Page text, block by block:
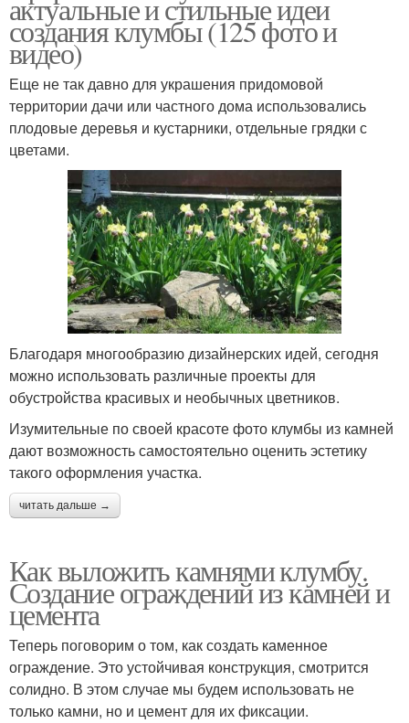
актуальные и стильные идеи
создания клумбы (125 фото и
видео)
Еще не так давно для украшения придомовой
территории дачи или частного дома использовались
плодовые деревья и кустарники, отдельные грядки с
цветами.
Благодаря многообразию дизайнерских идей, сегодня
можно использовать различные проекты для
обустройства красивых и необычных цветников.
Изумительные по своей красоте фото клумбы из камней
дают возможность самостоятельно оценить эстетику
такого оформления участка.
читать дальше →
Как выложить камнями клумбу.
Создание ограждений из камней и
цемента
Теперь поговорим о том, как создать каменное
ограждение. Это устойчивая конструкция, смотрится
солидно. В этом случае мы будем использовать не
только камни, но и цемент для их фиксации.